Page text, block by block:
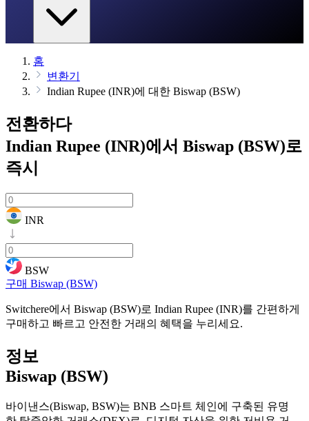
홈
변환기
Indian Rupee (INR)에 대한 Biswap (BSW)
전환하다
Indian Rupee (INR)에서 Biswap (BSW)로
즉시
INR
BSW
구매 Biswap (BSW)
Switchere에서 Biswap (BSW)로 Indian Rupee (INR)를 간편하게
구매하고 빠르고 안전한 거래의 혜택을 누리세요.
정보
Biswap (BSW)
바이낸스(Biswap, BSW)는 BNB 스마트 체인에 구축된 유명